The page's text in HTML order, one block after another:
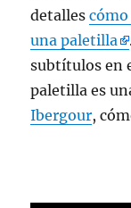
detalles
una paletilla
subtítulos en
paletilla es
Ibergour,